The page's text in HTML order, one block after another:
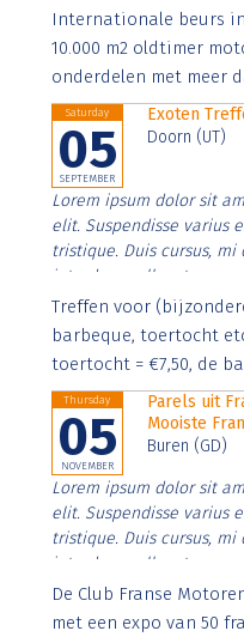
Aenean faucibus nibh et
imperdiet. Nunc ut sem
Internationale beurs
10.000 m2 oldtimer
onderdelen met meer
Saturday
05
SEPTEMBER
Exoten
Doorn (UT)
Lorem ipsum dolor sit
elit. Suspendisse varius
tristique. Duis cursus,
interdum nulla, ut
Aenean faucibus nibh et
imperdiet. Nunc ut sem
Treffen voor
barbeque, toertocht
toertocht = €7,50, de
Thursday
05
NOVEMBER
Parels uit
Mooiste
Buren (GD)
Lorem ipsum dolor sit
elit. Suspendisse varius
tristique. Duis cursus,
interdum nulla, ut
Aenean faucibus nibh
imperdiet. Nunc ut sem
De Club Franse
met een expo van 50